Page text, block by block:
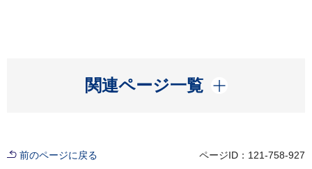
関連ページ一覧
開く
前のページに戻る ページID：121-758-927